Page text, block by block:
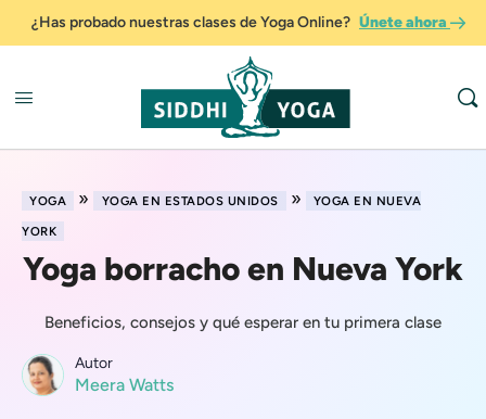
¿Has probado nuestras clases de Yoga Online? Únete ahora
YOGA » YOGA EN ESTADOS UNIDOS »
YOGA EN NUEVA
YORK
Yoga borracho en Nueva York
Beneficios, consejos y qué esperar en tu primera clase
Autor
Meera Watts